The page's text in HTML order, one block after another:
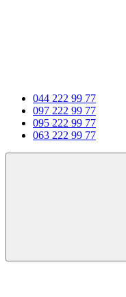
044 222 99 77
097 222 99 77
095 222 99 77
063 222 99 77